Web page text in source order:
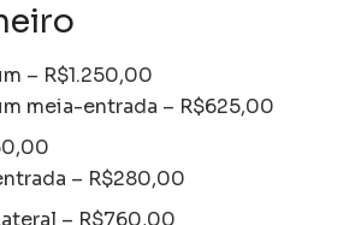
– R$1.250,00
meia-entrada – R$625,00
– R$280,00
– R$760,00